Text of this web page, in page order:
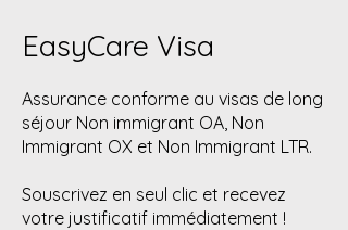
EasyCare Visa
Assurance conforme au visas de long
séjour Non immigrant OA, Non
Immigrant OX et Non Immigrant LTR.
Souscrivez en seul clic et recevez
votre justificatif immédiatement !